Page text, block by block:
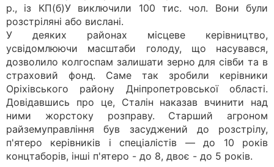
р., із КП(б)У виключили 100 тис. чол. Вони були
розстріляні або вислані.
У деяких районах місцеве керівництво,
усвідомлюючи масштаби голоду, що насувався,
дозволило колгоспам залишати зерно для сівби та в
страховий фонд. Саме так зробили керівники
Оріхівського району Дніпропетровської області.
Довідавшись про це, Сталін наказав вчинити над
ними жорстоку розправу. Старший агроном
райземуправління був засуджений до розстрілу,
п'ятеро керівників і спеціалістів — до 10 років
концтаборів, інші п'ятеро - до 8, двоє - до 5 років.